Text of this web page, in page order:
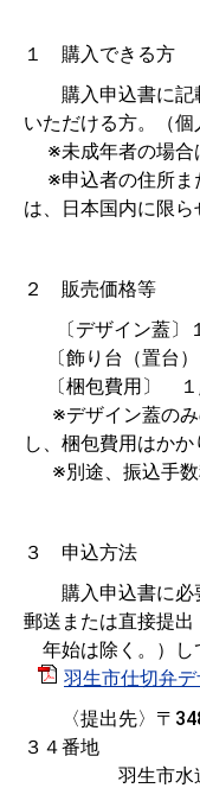
１ 購入できる方
購入申込書に記
いただける方。（個
※未成年者の場合
※申込者の住所ま
は、日本国内に限ら
２ 販売価格等
〔デザイン蓋〕１
〔飾り台（置台）
〔梱包費用〕 １,
※デザイン蓋のみ
し、梱包費用はかか
※別途、振込手数
３ 申込方法
購入申込書に必
郵送または直接提
年始は除く。）し
羽生市仕切弁
〈提出先〉〒
３４番地
羽生市水